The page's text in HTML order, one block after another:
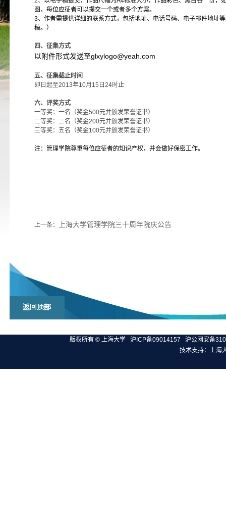
图， 每位应征者可以提交一个或者多个方案。
3、作者需提供详细的联系方式，包括地址、电话号码、电子邮件地址
稿。）
四、 征集方式
以附件形式发送至glxylogo@yeah.com
五、 征集截止时间
即日起至2013年10月15日24时止
六、 评奖方式
一等奖：一名（奖金500元并颁发荣誉证书）
二等奖：二名（奖金200元并颁发荣誉证书）
三等奖：五名（奖金100元并颁发荣誉证书）
注：管理学院尊重每位应征者的知识产权，并会做好保密工作。
上一条： 上海大学管理学院三十周年院庆公告
版权所有 © 上海大学 沪ICP备09014157
沪公网安备
技术支持：上海